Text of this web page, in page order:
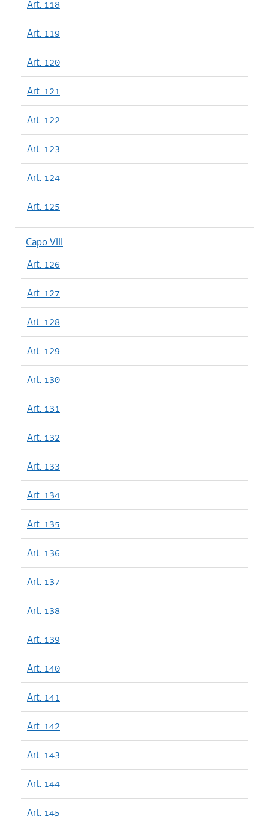
Art. 118
Art. 119
Art. 120
Art. 121
Art. 122
Art. 123
Art. 124
Art. 125
Capo VIII
Art. 126
Art. 127
Art. 128
Art. 129
Art. 130
Art. 131
Art. 132
Art. 133
Art. 134
Art. 135
Art. 136
Art. 137
Art. 138
Art. 139
Art. 140
Art. 141
Art. 142
Art. 143
Art. 144
Art. 145